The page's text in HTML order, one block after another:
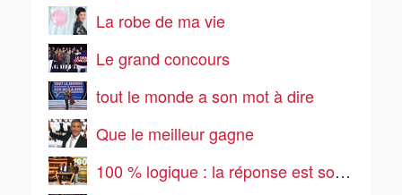
La robe de ma vie
Le grand concours
tout le monde a son mot à dire
Que le meilleur gagne
100 % logique : la réponse est sous vos yeux